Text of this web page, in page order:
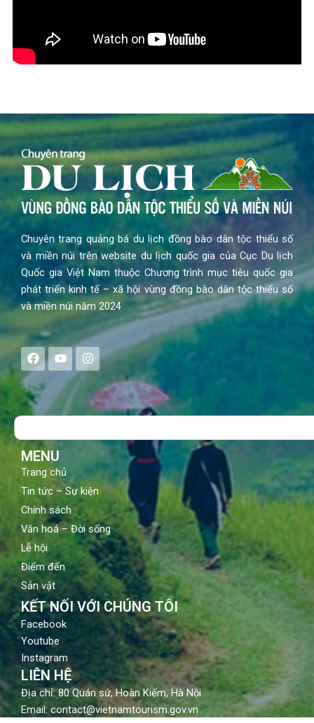
Chuyên trang quảng bá du lịch đồng bào dân tộc thiểu số
và miền núi trên website du lịch quốc gia của Cục Du lịch
Quốc gia Việt Nam thuộc Chương trình mục tiêu quốc gia
phát triển kinh tế – xã hội vùng đồng bào dân tộc thiểu số
và miền núi năm 2024
F
a
c
e
b
o
Y
o
u
t
u
b
I
n
s
a
g
Search
MENU
Trang chủ
Tin tức – Sự kiện
Chính sách
Văn hoá – Đời sống
Lễ hội
Điểm đến
Sản vật
KẾT NỐI VỚI CHÚNG TÔI
Facebook
Youtube
Instagram
LIÊN HỆ
Địa chỉ: 80 Quán sứ, Hoàn Kiếm, Hà Nội
Email: contact@vietnamtourism.gov.vn